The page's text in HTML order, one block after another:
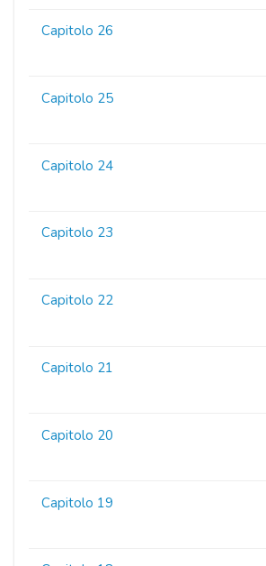
Capitolo 26
Capitolo 25
Capitolo 24
Capitolo 23
Capitolo 22
Capitolo 21
Capitolo 20
Capitolo 19